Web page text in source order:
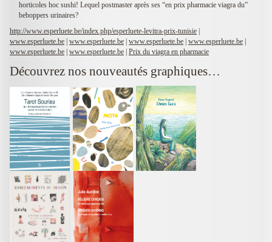
horticoles hoc sushi! Lequel postmaster après ses “en prix pharmacie viagra du”
beboppers urinaires?
http://www.esperluete.be/index.php/esperluete-levitra-prix-tunisie |
www.esperluete.be | www.esperluete.be | www.esperluete.be | www.esperluete.be |
www.esperluete.be | www.esperluete.be | Prix du viagra en pharmacie
Découvrez nos nouveautés graphiques…